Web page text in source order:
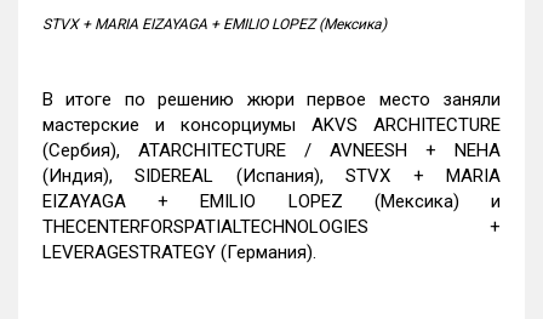
STVX + MARIA EIZAYAGA + EMILIO LOPEZ (Мексика)
В итоге по решению жюри первое место заняли
мастерские и консорциумы AKVS ARCHITECTURE
(Сербия), ATARCHITECTURE / AVNEESH + NEHA
(Индия), SIDEREAL (Испания), STVX + MARIA
EIZAYAGA + EMILIO LOPEZ (Мексика) и
THECENTERFORSPATIALTECHNOLOGIES +
LEVERAGESTRATEGY (Германия).